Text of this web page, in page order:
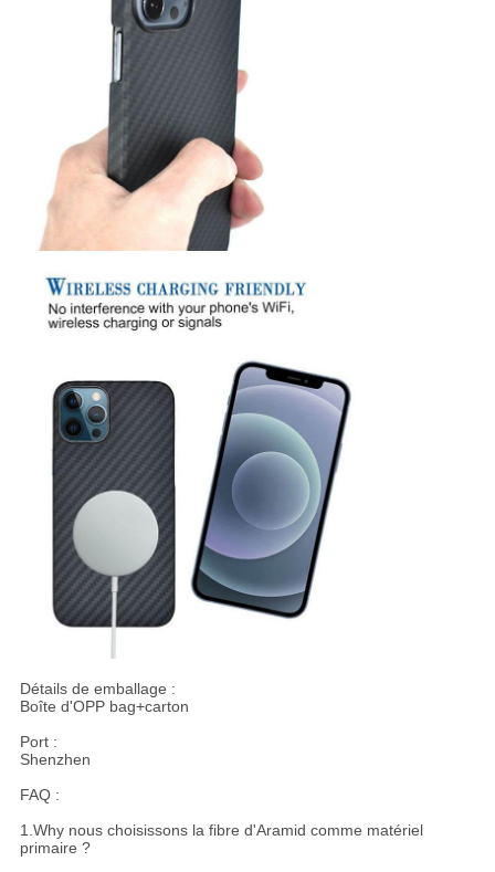
Détails de emballage :
Boîte d'OPP bag+carton
Port :
Shenzhen
FAQ :
1.Why nous choisissons la fibre d'Aramid comme matériel
primaire ?